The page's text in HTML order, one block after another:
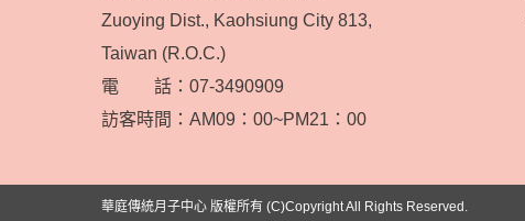
Zuoying Dist., Kaohsiung City 813,
Taiwan (R.O.C.)
電 話：07-3490909
訪客時間：AM09：00~PM21：00
華庭傳統月子中心 版權所有 (C)Copyright All Rights Reserved.